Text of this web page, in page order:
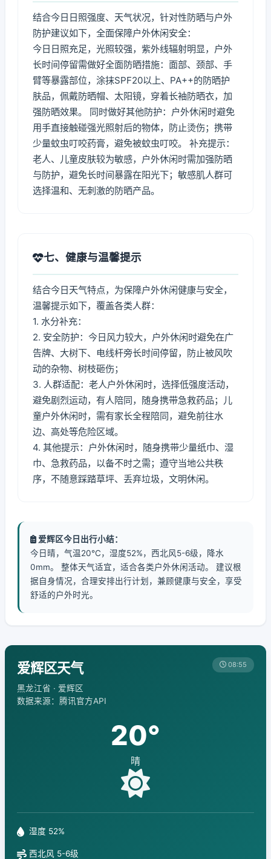
结合今日日照强度、天气状况，针对性防晒与户外
防护建议如下，全面保障户外休闲安全：
今日日照充足，光照较强，紫外线辐射明显，户外
长时间停留需做好全面防晒措施：面部、颈部、手
臂等暴露部位，涂抹SPF20以上、PA++的防晒护
肤品，佩戴防晒帽、太阳镜，穿着长袖防晒衣，加
强防晒效果。 同时做好其他防护：户外休闲时避免
用手直接触碰强光照射后的物体，防止烫伤；携带
少量蚊虫叮咬药膏，避免被蚊虫叮咬。 补充提示：
老人、儿童皮肤较为敏感，户外休闲时需加强防晒
与防护，避免长时间暴露在阳光下；敏感肌人群可
选择温和、无刺激的防晒产品。
七、健康与温馨提示
结合今日天气特点，为保障户外休闲健康与安全，
温馨提示如下，覆盖各类人群：
1. 水分补充：
2. 安全防护：今日风力较大，户外休闲时避免在广
告牌、大树下、电线杆旁长时间停留，防止被风吹
动的杂物、树枝砸伤；
3. 人群适配：老人户外休闲时，选择低强度活动，
避免剧烈运动，有人陪同，随身携带急救药品；儿
童户外休闲时，需有家长全程陪同，避免前往水
边、高处等危险区域。
4. 其他提示：户外休闲时，随身携带少量纸巾、湿
巾、急救药品，以备不时之需；遵守当地公共秩
序，不随意踩踏草坪、丢弃垃圾，文明休闲。
爱辉区今日出行小结：
今日晴，气温20℃，湿度52%，西北风5-6级，降水
0mm。 整体天气适宜，适合各类户外休闲活动。 建议根
据自身情况，合理安排出行计划，兼顾健康与安全，享受
舒适的户外时光。
爱辉区天气
黑龙江省 · 爱辉区
数据来源：腾讯官方API
08:55
20°
晴
湿度 52%
西北风 5-6级